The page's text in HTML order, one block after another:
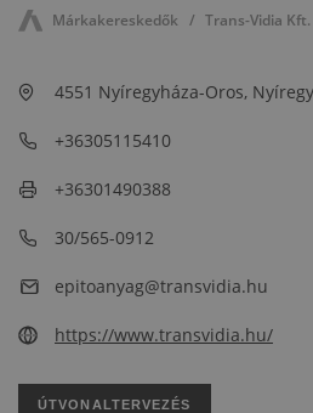
Márkakereskedők Trans-Vidia Kft.
4551 Nyíregyháza-Oros,
+36305115410
+36301490388
30/565-0912
epitoanyag@transvidia.hu
https://www.transvidia.hu/
ÚTVONALTERVEZÉS